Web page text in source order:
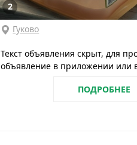
2
Гуково
Текст объявления скрыт, для
объявление в приложении или
ПОДРОБНЕЕ